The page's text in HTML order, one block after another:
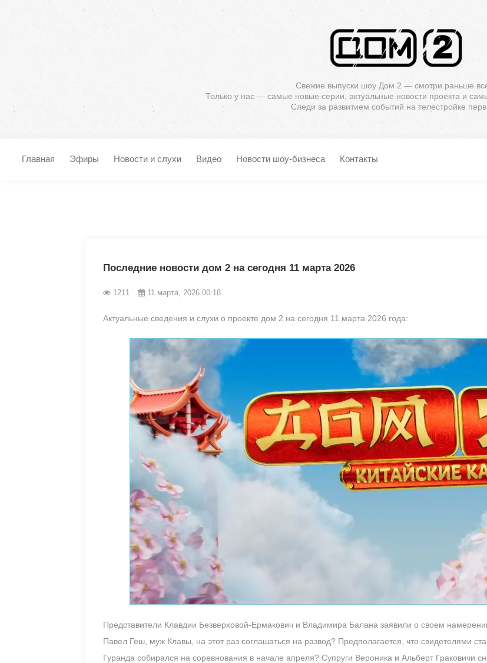
Свежие выпуски шоу Дом 2 — смотри раньше
Только у нас — самые новые серии, актуальные новости проекта и
Следи за развитием событий на телестройке
Главная Эфиры Новости и слухи Видео Новости шоу-бизнеса Контакты
Последние новости дом 2 на сегодня 11 марта 2026
1211 11 марта, 2026 00:18
Актуальные сведения и слухи о проекте дом 2 на сегодня 11 марта 2026 года:
Представители Клавдии Безверховой-Ермакович и Владимира Балана заявили о своем
Павел Геш, муж Клавы, на этот раз соглашаться на развод? Предполагается, что свидетелями
Гуранда собирался на соревнования в начале апреля? Супруги Вероника и Альберт Граковичи